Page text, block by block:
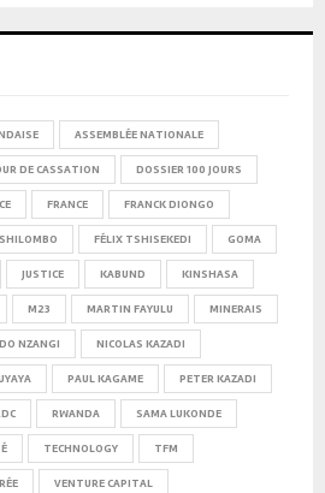
ASSEMBLÉE NATIONALE
DE CASSATION DOSSIER 100 JOURS
FRANCE FRANCK DIONGO
FÉLIX TSHISEKEDI GOMA
JUSTICE KABUND KINSHASA
M23 MARTIN FAYULU MINERAIS
NZANGI NICOLAS KAZADI
PAUL KAGAME PETER KAZADI
RWANDA SAMA LUKONDE
TECHNOLOGY TFM
VENTURE CAPITAL